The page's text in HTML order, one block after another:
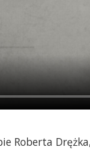
Roberta